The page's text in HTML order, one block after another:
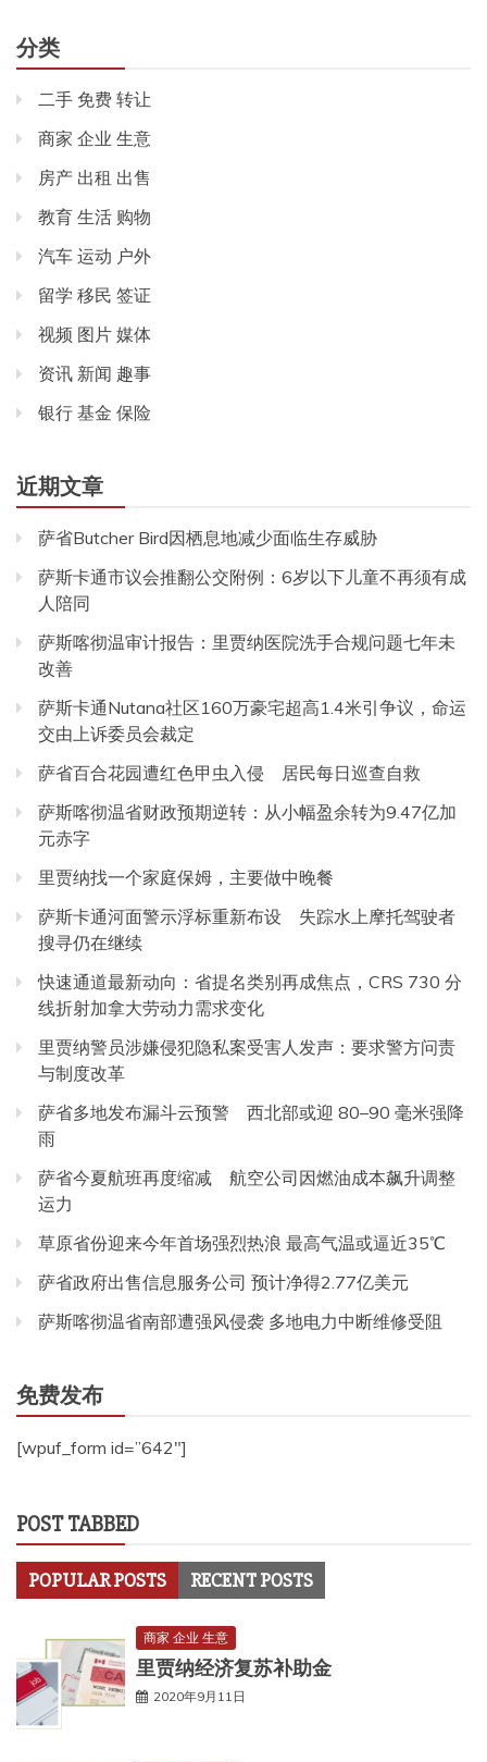
分类
二手 免费 转让
商家 企业 生意
房产 出租 出售
教育 生活 购物
汽车 运动 户外
留学 移民 签证
视频 图片 媒体
资讯 新闻 趣事
银行 基金 保险
近期文章
萨省Butcher Bird因栖息地减少面临生存威胁
萨斯卡通市议会推翻公交附例：6岁以下儿童不再须有成
人陪同
萨斯喀彻温审计报告：里贾纳医院洗手合规问题七年未
改善
萨斯卡通Nutana社区160万豪宅超高1.4米引争议，命运
交由上诉委员会裁定
萨省百合花园遭红色甲虫入侵 居民每日巡查自救
萨斯喀彻温省财政预期逆转：从小幅盈余转为9.47亿加
元赤字
里贾纳找一个家庭保姆，主要做中晚餐
萨斯卡通河面警示浮标重新布设 失踪水上摩托驾驶者
搜寻仍在继续
快速通道最新动向：省提名类别再成焦点，CRS 730 分
线折射加拿大劳动力需求变化
里贾纳警员涉嫌侵犯隐私案受害人发声：要求警方问责
与制度改革
萨省多地发布漏斗云预警 西北部或迎 80–90 毫米强降
雨
萨省今夏航班再度缩减 航空公司因燃油成本飙升调整
运力
草原省份迎来今年首场强烈热浪 最高气温或逼近35℃
萨省政府出售信息服务公司 预计净得2.77亿美元
萨斯喀彻温省南部遭强风侵袭 多地电力中断维修受阻
免费发布
[wpuf_form id=”642″]
POST TABBED
POPULAR POSTS RECENT POSTS
商家 企业 生意
里贾纳经济复苏补助金
2020年9月11日